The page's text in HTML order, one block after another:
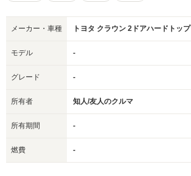
メーカー・車種 トヨタ クラウン 2ドアハードトップ
モデル -
グレード -
所有者 知人/友人のクルマ
所有期間 -
燃費 -